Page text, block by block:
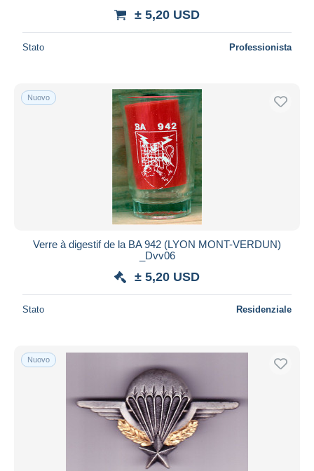
± 5,20 USD
Stato Professionista
Nuovo
Verre à digestif de la BA 942 (LYON MONT-VERDUN)
_Dvv06
± 5,20 USD
Stato Residenziale
Nuovo